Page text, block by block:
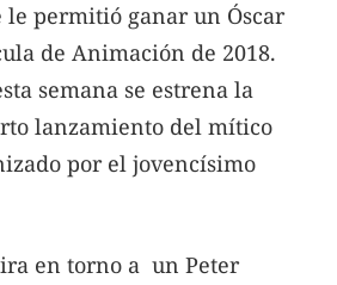
le permitió ganar un Óscar
de Animación de 2018.
semana se estrena la
lanzamiento del mítico
por el jovencísimo
en torno a un Peter